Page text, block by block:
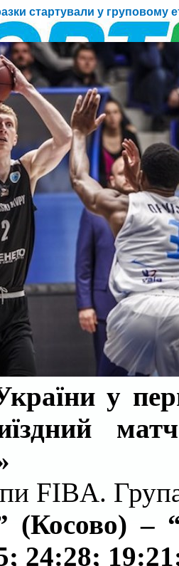
стартували у груповому
у
FIBA.
(Косово) –
24:28;